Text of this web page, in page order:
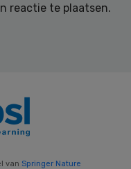
reactie te plaatsen.
van Springer Nature